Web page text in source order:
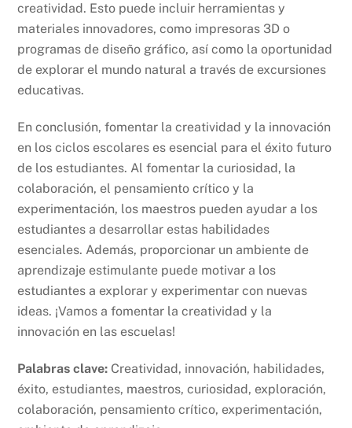
creatividad. Esto puede incluir herramientas y
materiales innovadores, como impresoras 3D o
programas de diseño gráfico, así como la oportunidad
de explorar el mundo natural a través de excursiones
educativas.
En conclusión, fomentar la creatividad y la innovación
en los ciclos escolares es esencial para el éxito futuro
de los estudiantes. Al fomentar la curiosidad, la
colaboración, el pensamiento crítico y la
experimentación, los maestros pueden ayudar a los
estudiantes a desarrollar estas habilidades
esenciales. Además, proporcionar un ambiente de
aprendizaje estimulante puede motivar a los
estudiantes a explorar y experimentar con nuevas
ideas. ¡Vamos a fomentar la creatividad y la
innovación en las escuelas!
Palabras clave: Creatividad, innovación, habilidades,
éxito, estudiantes, maestros, curiosidad, exploración,
colaboración, pensamiento crítico, experimentación,